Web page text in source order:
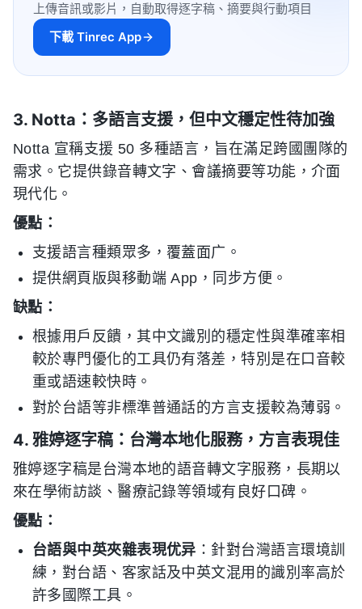
上傳音訊或影片，自動取得逐字稿、摘要與行動項目
下載 Tinrec App
3. Notta：多語言支援，但中文穩定性待加強
Notta 宣稱支援 50 多種語言，旨在滿足跨國團隊的
需求。它提供錄音轉文字、會議摘要等功能，介面
現代化。
優點：
支援語言種類眾多，覆蓋面广。
提供網頁版與移動端 App，同步方便。
缺點：
根據用戶反饋，其中文識別的穩定性與準確率相
較於專門優化的工具仍有落差，特別是在口音較
重或語速較快時。
對於台語等非標準普通話的方言支援較為薄弱。
4. 雅婷逐字稿：台灣本地化服務，方言表現佳
雅婷逐字稿是台灣本地的語音轉文字服務，長期以
來在學術訪談、醫療記錄等領域有良好口碑。
優點：
台語與中英夾雜表現优异 ：針對台灣語言環境訓
練，對台語、客家話及中英文混用的識別率高於
許多國際工具。